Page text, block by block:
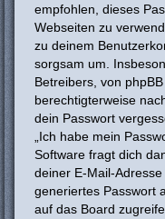
empfohlen, dieses
Webseiten zu
zu deinem
sorgsam um.
Betreibers, von
berechtigterweise
dein Passwort
„Ich habe mein
Software fragt dich
deiner E-Mail-
generiertes Passwort
auf das Board